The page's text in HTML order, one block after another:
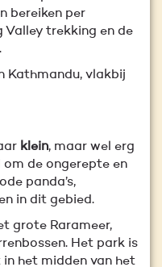
bereiken per
Valley trekking en de
Kathmandu, vlakbij
klein, maar wel erg
de ongerepte en
panda’s,
in dit gebied.
grote Rarameer,
Het park is
het midden van het